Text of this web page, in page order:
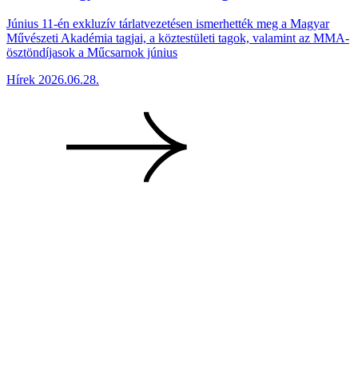
Június 11-én exkluzív tárlatvezetésen ismerhették meg a Magyar
Művészeti Akadémia tagjai, a köztestületi tagok, valamint az MMA-
ösztöndíjasok a Műcsarnok június
Hírek 2026.06.28.